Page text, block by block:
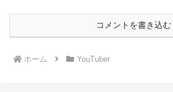
コメントを書き込む
ホーム YouTuber